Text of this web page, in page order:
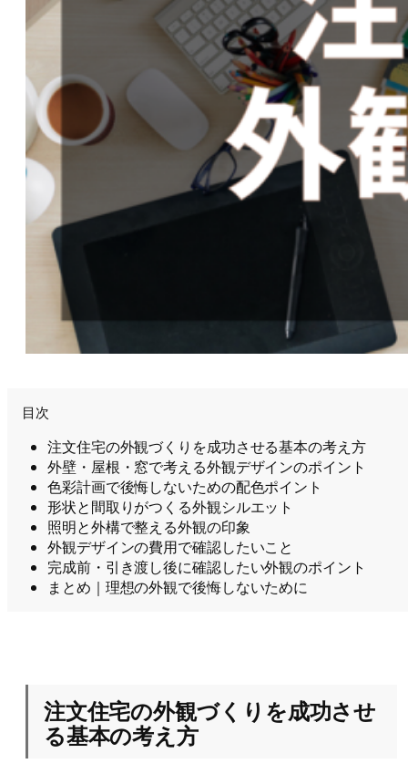
目次
注文住宅の外観づくりを成功させる基本の考え方
外壁・屋根・窓で考える外観デザインのポイント
色彩計画で後悔しないための配色ポイント
形状と間取りがつくる外観シルエット
照明と外構で整える外観の印象
外観デザインの費用で確認したいこと
完成前・引き渡し後に確認したい外観のポイント
まとめ｜理想の外観で後悔しないために
注文住宅の外観づくりを成功させ
る基本の考え方